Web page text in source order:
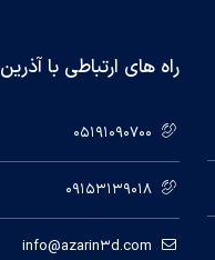
راه های ارتباطی با آذرین
05191090700
09153139018
info@azarin3d.com